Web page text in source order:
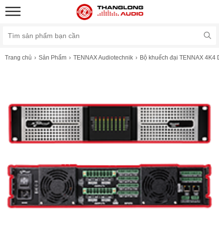
Trang chủ Sản Phẩm TENNAX Audiotechnik Bộ khuếch đại TENNAX 4K4